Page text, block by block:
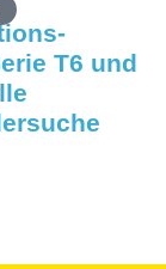
T6 und